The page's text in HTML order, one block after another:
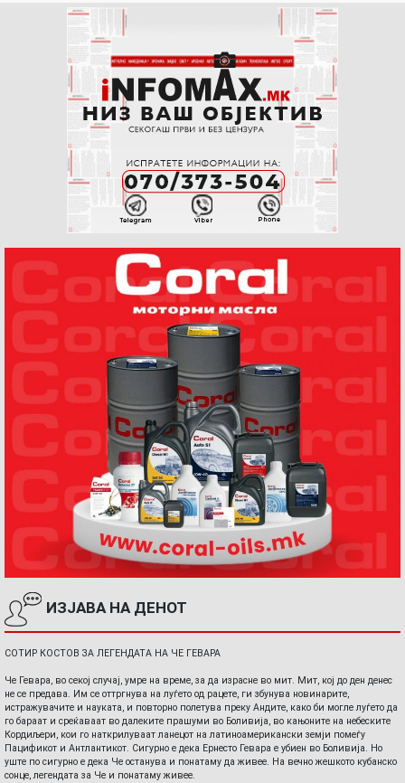
ИЗЈАВА НА ДЕНОТ
СОТИР КОСТОВ ЗА ЛЕГЕНДАТА НА ЧЕ ГЕВАРА
Че Гевара, во секој случај, умре на време, за да израсне во мит. Мит, кој до ден денес
не се предава. Им се оттргнува на луѓето од рацете, ги збунува новинарите,
истражувачите и науката, и повторно полетува преку Андите, како би могле луѓето да
го бараат и среќаваат во далеките прашуми во Боливија, во кањоните на небеските
Кордиљери, кои го наткрилуваат ланецот на латиноамерикански земји помеѓу
Пацификот и Антлантикот. Сигурно е дека Ернесто Гевара е убиен во Боливија. Но
уште по сигурно е дека Че останува и понатаму да живее. На вечно жешкото кубанско
сонце, легендата за Че и понатаму живее.